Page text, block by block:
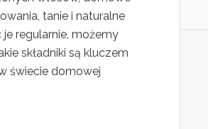
tanie i naturalne
regularnie, możemy
składniki są kluczem
świecie domowej